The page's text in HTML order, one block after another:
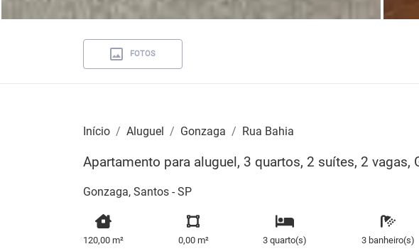
FOTOS
Início Aluguel Gonzaga Rua Bahia
Apartamento para aluguel, 3 quartos, 2 suítes, 2 vagas,
Gonzaga, Santos - SP
120,00 m² 0,00 m² 3 quarto(s) 3 banheiro(s)